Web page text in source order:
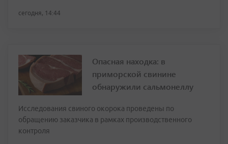
сегодня, 14:44
Опасная находка: в
приморской свинине
обнаружили сальмонеллу
Исследования свиного окорока проведены по
обращению заказчика в рамках производственного
контроля